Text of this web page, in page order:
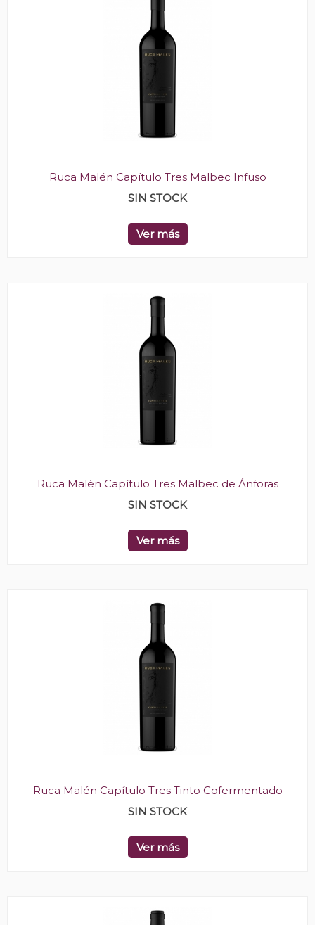
Ruca Malén Capítulo Tres Malbec Infuso
SIN STOCK
Ver más
Ruca Malén Capítulo Tres Malbec de Ánforas
SIN STOCK
Ver más
Ruca Malén Capítulo Tres Tinto Cofermentado
SIN STOCK
Ver más